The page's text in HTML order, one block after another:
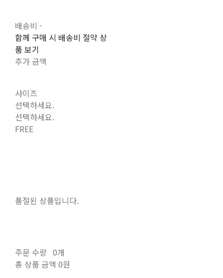
배송비 -
함께 구매 시 배송비 절약 상
품 보기
추가 금액
사이즈
선택하세요.
선택하세요.
FREE
품절된 상품입니다.
주문 수량 0개
총 상품 금액 0원